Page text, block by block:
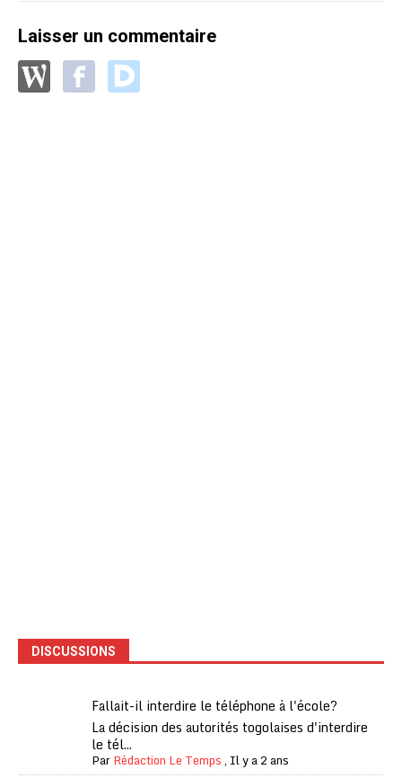
Laisser un commentaire
DISCUSSIONS
Fallait-il interdire le téléphone à l'école?
La décision des autorités togolaises d'interdire
le tél...
ParRédaction Le Temps, Il y a 2 ans